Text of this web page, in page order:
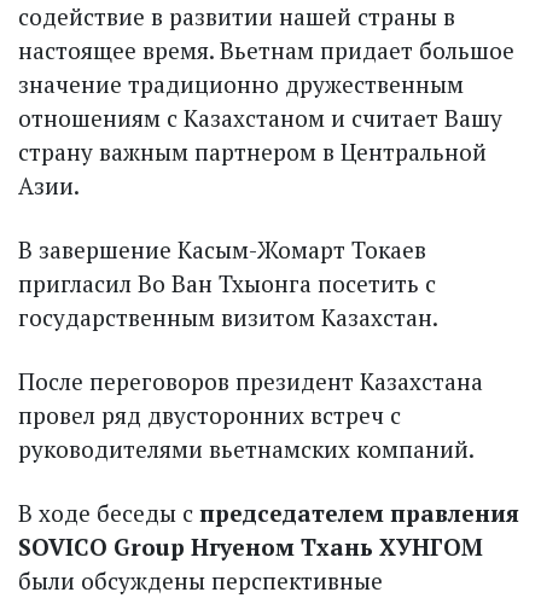
содействие в развитии нашей страны в
настоящее время. Вьетнам придает большое
значение традиционно дружественным
отношениям с Казахстаном и считает Вашу
страну важным партнером в Центральной
Азии.
В завершение Касым-Жомарт Токаев
пригласил Во Ван Тхыонга посетить с
государственным визитом Казахстан.
После переговоров президент Казахстана
провел ряд двусторонних встреч с
руководителями вьетнамских компаний.
В ходе беседы с председателем правления
SOVICO Group Нгуеном Тхань ХУНГОМ
были обсуждены перспективные